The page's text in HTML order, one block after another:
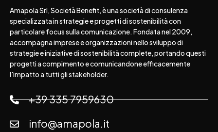
Amapola Srl, Società Benefit, è una società di consulenza
specializzata in strategie e progetti di sostenibilità con
particolare focus sulla comunicazione. Fondata nel 2009,
accompagna imprese e organizzazioni nello sviluppo di
strategie e iniziative di sostenibilità complete, portando questi
progetti a compimento e comunicandone efficacemente
l'impatto a tutti gli stakeholder.
+39 335 7959630
info@amapola.it